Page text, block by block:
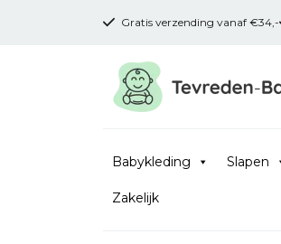
Gratis verzending vanaf €34,-
Babykleding Slapen
Zakelijk